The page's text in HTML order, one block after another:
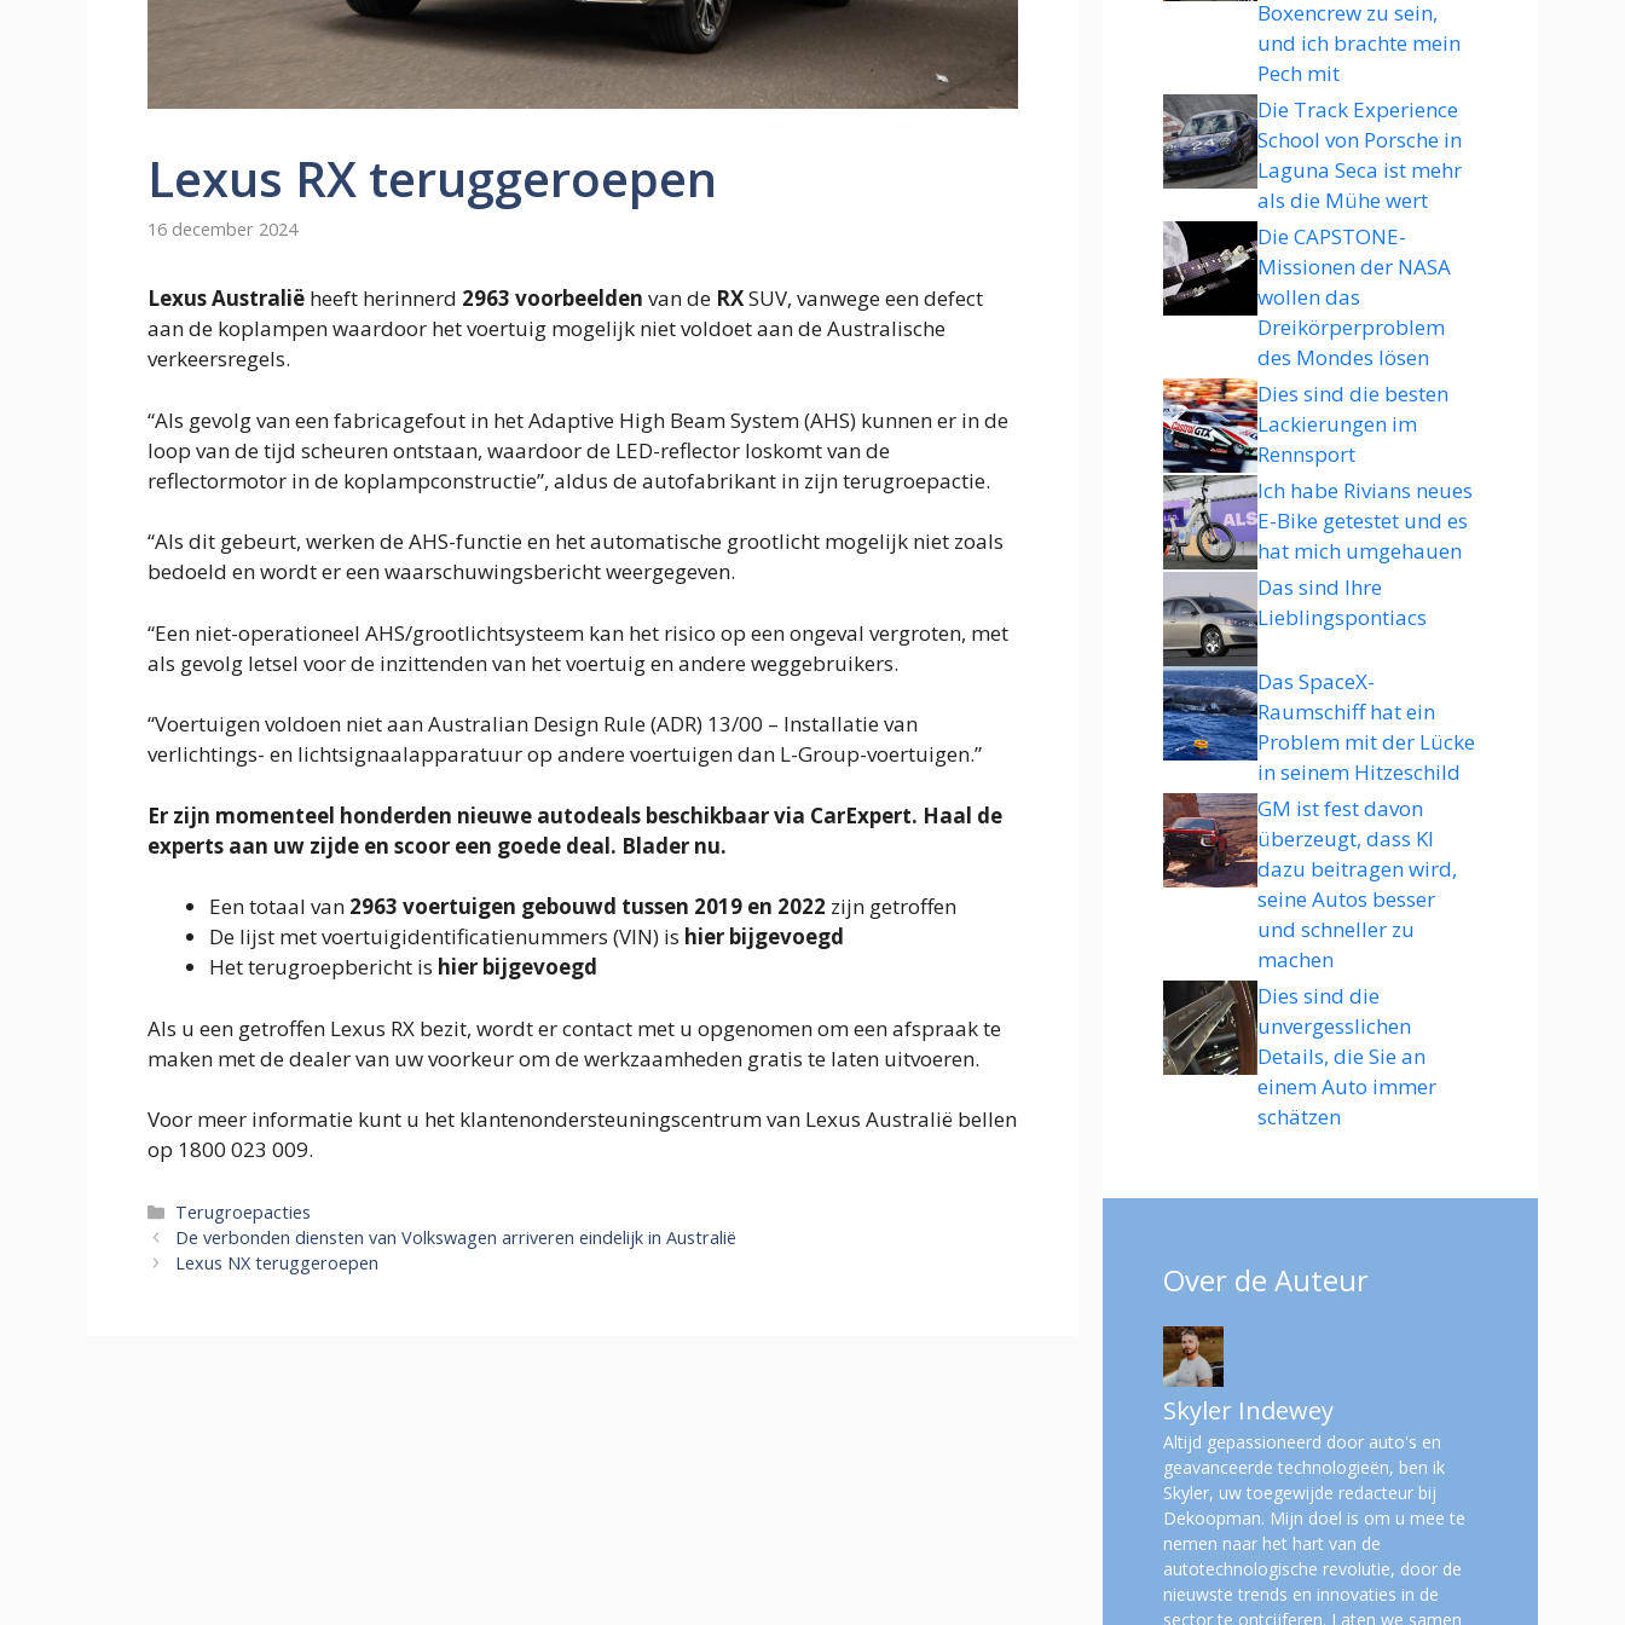
Lexus RX teruggeroepen
16 december 2024
Lexus Australië heeft herinnerd 2963 voorbeelden van de RXSUV, vanwege een defect
aan de koplampen waardoor het voertuig mogelijk niet voldoet aan de Australische
verkeersregels.
“Als gevolg van een fabricagefout in het Adaptive High Beam System (AHS) kunnen er in de
loop van de tijd scheuren ontstaan, waardoor de LED-reflector loskomt van de
reflectormotor in de koplampconstructie”, aldus de autofabrikant in zijn terugroepactie.
“Als dit gebeurt, werken de AHS-functie en het automatische grootlicht mogelijk niet zoals
bedoeld en wordt er een waarschuwingsbericht weergegeven.
“Een niet-operationeel AHS/grootlichtsysteem kan het risico op een ongeval vergroten, met
als gevolg letsel voor de inzittenden van het voertuig en andere weggebruikers.
“Voertuigen voldoen niet aan Australian Design Rule (ADR) 13/00 – Installatie van
verlichtings- en lichtsignaalapparatuur op andere voertuigen dan L-Group-voertuigen.”
Er zijn momenteel honderden nieuwe autodeals beschikbaar via CarExpert. Haal de
experts aan uw zijde en scoor een goede deal. Blader nu.
Een totaal van 2963 voertuigen gebouwd tussen 2019 en 2022 zijn getroffen
De lijst met voertuigidentificatienummers (VIN) is hier bijgevoegd
Het terugroepbericht is hier bijgevoegd
Als u een getroffen Lexus RX bezit, wordt er contact met u opgenomen om een ​​afspraak te
maken met de dealer van uw voorkeur om de werkzaamheden gratis te laten uitvoeren.
Voor meer informatie kunt u het klantenondersteuningscentrum van Lexus Australië bellen
op 1800 023 009.
Categorieën
Terugroepacties
De verbonden diensten van Volkswagen arriveren eindelijk in Australië
Lexus NX teruggeroepen
Boxencrew zu sein,
und ich brachte mein
Pech mit
Die Track Experience
School von Porsche in
Laguna Seca ist mehr
als die Mühe wert
Die CAPSTONE-
Missionen der NASA
wollen das
Dreikörperproblem
des Mondes lösen
Dies sind die besten
Lackierungen im
Rennsport
Ich habe Rivians neues
E-Bike getestet und es
hat mich umgehauen
Das sind Ihre
Lieblingspontiacs
Das SpaceX-
Raumschiff hat ein
Problem mit der Lücke
in seinem Hitzeschild
GM ist fest davon
überzeugt, dass KI
dazu beitragen wird,
seine Autos besser
und schneller zu
machen
Dies sind die
unvergesslichen
Details, die Sie an
einem Auto immer
schätzen
Over de Auteur
Skyler Indewey
Altijd gepassioneerd door auto's en
geavanceerde technologieën, ben ik
Skyler, uw toegewijde redacteur bij
Dekoopman. Mijn doel is om u mee te
nemen naar het hart van de
autotechnologische revolutie, door de
nieuwste trends en innovaties in de
sector te ontcijferen. Laten we samen